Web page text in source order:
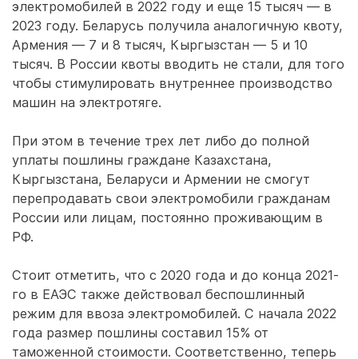
электромобилей в 2022 году и еще 15 тысяч — в
2023 году. Беларусь получила аналогичную квоту,
Армения — 7 и 8 тысяч, Кыргызстан — 5 и 10
тысяч. В России квоты вводить не стали, для того
чтобы стимулировать внутреннее производство
машин на электротяге.
При этом в течение трех лет либо до полной
уплаты пошлины граждане Казахстана,
Кыргызстана, Беларуси и Армении не смогут
перепродавать свои электромобили гражданам
России или лицам, постоянно проживающим в
РФ.
Стоит отметить, что с 2020 года и до конца 2021-
го в ЕАЭС также действовал беспошлинный
режим для ввоза электромобилей. С начала 2022
года размер пошлины составил 15% от
таможенной стоимости. Соответственно, теперь